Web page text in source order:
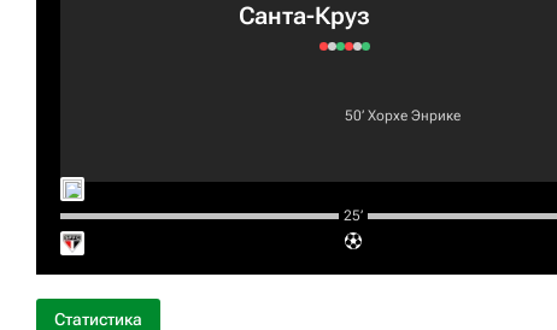
Санта-Круз
50‎’‎ Хорхе Энрике
25‎’‎
Статистика